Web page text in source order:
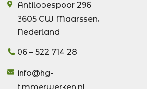
Antilopespoor 296
3605 CW Maarssen,
Nederland
06 – 522 714 28
info@hg-
timmerwerken.nl